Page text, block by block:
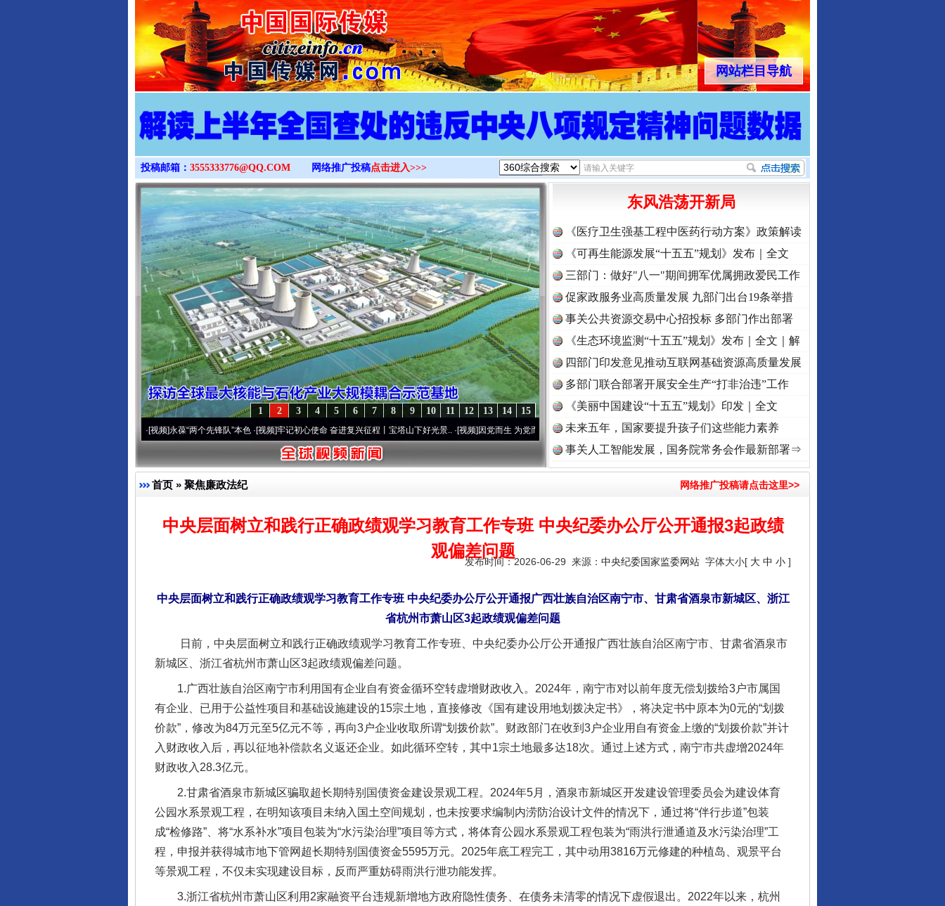
>
网站栏目导航
投稿邮箱： 3555333776@QQ.COM 网络推广投稿点击进入>>>
15
14
13
12
11
10
9
8
7
6
5
4
3
2
1
永葆“两个先锋队”本色·[视频]牢记初心使命 奋进复兴征程丨宝塔山下好光景..·[视频]因党而生 为党而战——百年“纪”事⑧加强纪律.. ·[视频]牢记初心使命 奋进复兴征程丨“转折之城”激荡..
东风浩荡开新局
《医疗卫生强基工程中医药行动方案》政策解读
《可再生能源发展“十五五”规划》发布｜全文
三部门：做好"八一"期间拥军优属拥政爱民工作
促家政服务业高质量发展 九部门出台19条举措
事关公共资源交易中心招投标 多部门作出部署
《生态环境监测“十五五”规划》发布｜全文｜解
读
四部门印发意见推动互联网基础资源高质量发展
多部门联合部署开展安全生产“打非治违”工作
《美丽中国建设“十五五”规划》印发｜全文
未来五年，国家要提升孩子们这些能力素养
事关人工智能发展，国务院常务会作最新部署⇒
首页 » 聚焦廉政法纪 网络推广投稿请点击这里>>
中央层面树立和践行正确政绩观学习教育工作专班 中央纪委办公厅公开通报3起政绩
观偏差问题
发布时间：2026-06-29 来源： 中央纪委国家监委网站 字体大小[ 大 中 小 ]
中央层面树立和践行正确政绩观学习教育工作专班 中央纪委办公厅公开通报广西壮族自治区南宁市、甘肃省酒泉市新城区、浙江
省杭州市萧山区3起政绩观偏差问题
日前，中央层面树立和践行正确政绩观学习教育工作专班、中央纪委办公厅公开通报广西壮族自治区南宁市、甘肃省酒泉市
新城区、浙江省杭州市萧山区3起政绩观偏差问题。
1.广西壮族自治区南宁市利用国有企业自有资金循环空转虚增财政收入。2024年，南宁市对以前年度无偿划拨给3户市属国
有企业、已用于公益性项目和基础设施建设的15宗土地，直接修改《国有建设用地划拨决定书》，将决定书中原本为0元的“划拨
价款”，修改为84万元至5亿元不等，再向3户企业收取所谓“划拨价款”。财政部门在收到3户企业用自有资金上缴的“划拨价款”并计
入财政收入后，再以征地补偿款名义返还企业。如此循环空转，其中1宗土地最多达18次。通过上述方式，南宁市共虚增2024年
财政收入28.3亿元。
2.甘肃省酒泉市新城区骗取超长期特别国债资金建设景观工程。2024年5月，酒泉市新城区开发建设管理委员会为建设体育
公园水系景观工程，在明知该项目未纳入国土空间规划，也未按要求编制内涝防治设计文件的情况下，通过将“伴行步道”包装
成“检修路”、将“水系补水”项目包装为“水污染治理”项目等方式，将体育公园水系景观工程包装为“雨洪行泄通道及水污染治理”工
程，申报并获得城市地下管网超长期特别国债资金5595万元。2025年底工程完工，其中动用3816万元修建的种植岛、观景平台
等景观工程，不仅未实现建设目标，反而严重妨碍雨洪行泄功能发挥。
3.浙江省杭州市萧山区利用2家融资平台违规新增地方政府隐性债务、在债务未清零的情况下虚假退出。2022年以来，杭州